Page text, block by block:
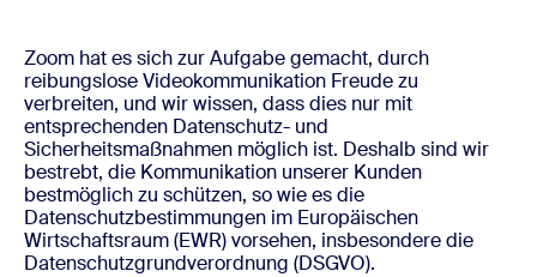
Zoom hat es sich zur Aufgabe gemacht, durch
reibungslose Videokommunikation Freude zu
verbreiten, und wir wissen, dass dies nur mit
entsprechenden Datenschutz- und
Sicherheitsmaßnahmen möglich ist. Deshalb sind wir
bestrebt, die Kommunikation unserer Kunden
bestmöglich zu schützen, so wie es die
Datenschutzbestimmungen im Europäischen
Wirtschaftsraum (EWR) vorsehen, insbesondere die
Datenschutzgrundverordnung (DSGVO).